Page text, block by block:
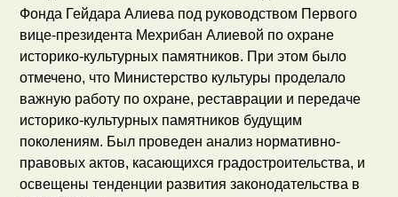
Фонда Гейдара Алиева под руководством Первого
вице-президента Мехрибан Алиевой по охране
историко-культурных памятников. При этом было
отмечено, что Министерство культуры проделало
важную работу по охране, реставрации и передаче
историко-культурных памятников будущим
поколениям. Был проведен анализ нормативно-
правовых актов, касающихся градостроительства, и
освещены тенденции развития законодательства в